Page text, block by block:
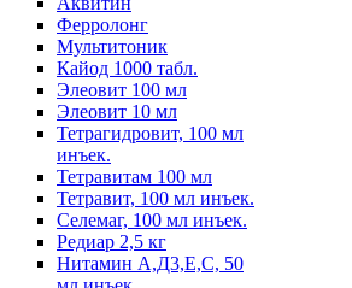
Ферролонг
Мультитоник
Кайод 1000 табл.
Элеовит 100 мл
Элеовит 10 мл
Тетрагидровит, 100 мл
инъек.
Тетравитам 100 мл
Тетравит, 100 мл инъек.
Селемаг, 100 мл инъек.
Редиар 2,5 кг
Нитамин А,Д3,Е,С, 50